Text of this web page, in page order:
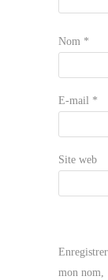
Nom *
E-mail *
Site web
Enregistrer
mon nom,